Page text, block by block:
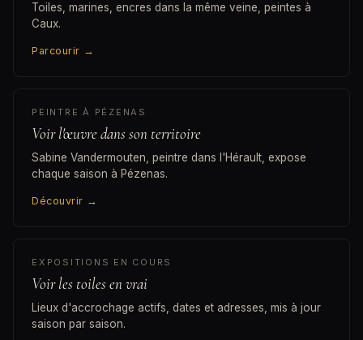
Toiles, marines, encres dans la même veine, peintes à
Caux.
Parcourir →
PEINTRE À PÉZENAS
Voir l'œuvre dans son territoire
Sabine Vandermouten, peintre dans l'Hérault, expose
chaque saison à Pézenas.
Découvrir →
EXPOSITIONS EN COURS
Voir les toiles en vrai
Lieux d'accrochage actifs, dates et adresses, mis à jour
saison par saison.